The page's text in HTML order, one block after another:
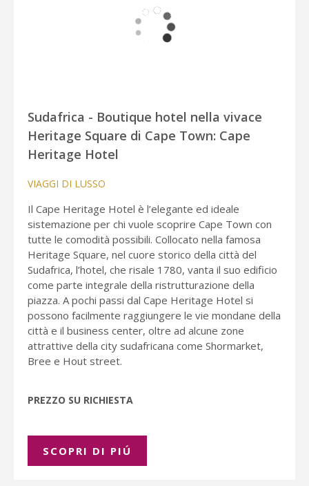
Sudafrica - Boutique hotel nella vivace
Heritage Square di Cape Town: Cape
Heritage Hotel
VIAGGI DI LUSSO
Il Cape Heritage Hotel è l’elegante ed ideale
sistemazione per chi vuole scoprire Cape Town con
tutte le comodità possibili. Collocato nella famosa
Heritage Square, nel cuore storico della città del
Sudafrica, l’hotel, che risale 1780, vanta il suo edificio
come parte integrale della ristrutturazione della
piazza. A pochi passi dal Cape Heritage Hotel si
possono facilmente raggiungere le vie mondane della
città e il business center, oltre ad alcune zone
attrattive della city sudafricana come Shormarket,
Bree e Hout street.
PREZZO SU RICHIESTA
SCOPRI DI PIÚ